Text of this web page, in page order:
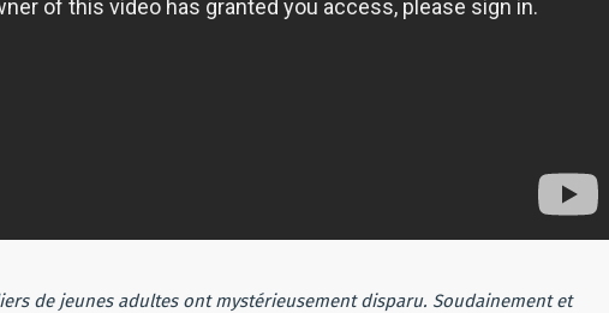
de jeunes adultes ont mystérieusement disparu. Soudainement et